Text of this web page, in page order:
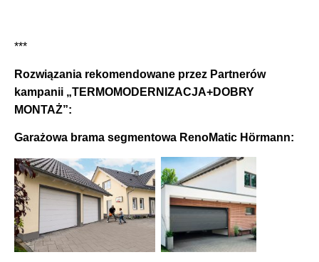
***
Rozwiązania rekomendowane przez Partnerów
kampanii „TERMOMODERNIZACJA+DOBRY
MONTAŻ”:
Garażowa brama segmentowa RenoMatic Hörmann: